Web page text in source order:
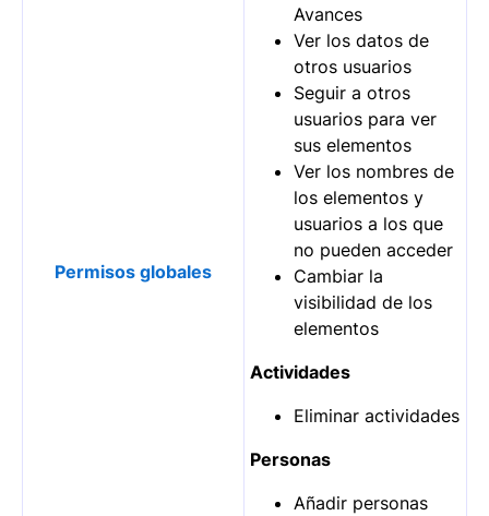
Permisos globales
Avances
Ver los datos de
otros usuarios
Seguir a otros
usuarios para ver
sus elementos
Ver los nombres de
los elementos y
usuarios a los que
no pueden acceder
Cambiar la
visibilidad de los
elementos
Actividades
Eliminar actividades
Personas
Añadir personas